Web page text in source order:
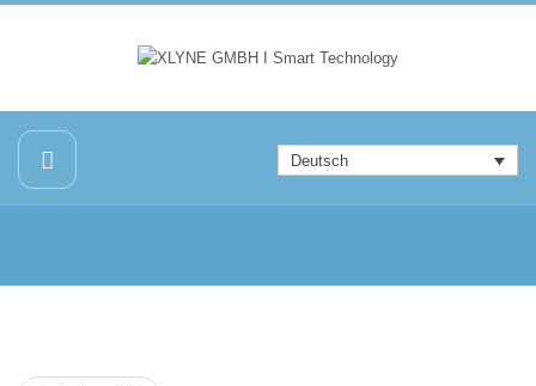
Deutsch